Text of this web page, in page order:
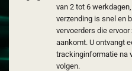
van 2 tot 6
verzending is snel en
vervoerders die
aankomt. U ontvangt
trackinginformatie na
volgen.